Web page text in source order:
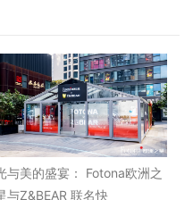
与美的盛宴： Fotona欧洲之
与Z&BEAR 联名快